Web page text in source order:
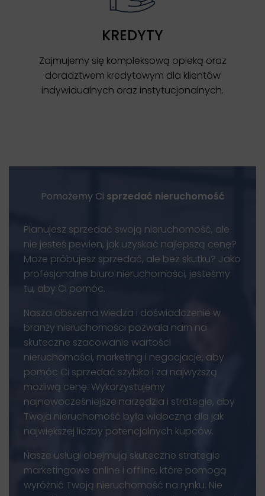
KREDYTY
Zajmujemy się kompleksową opieką oraz
doradztwem kredytowym dla klientów
indywidualnych oraz instytucjonalnych.
Pomożemy Ci sprzedać nieruchomość
Planujesz sprzedać swoją nieruchomość, ale
nie jesteś pewien, jak uzyskać najlepszą cenę?
Może próbujesz sprzedać, ale bez skutku? Jako
profesjonalne biuro nieruchomości, jesteśmy
tu, aby Ci pomóc.
Nasza obszerna wiedza i doświadczenie w
branży nieruchomości pozwala nam na
skuteczne szacowanie wartości
nieruchomości, marketing i negocjacje, aby
pomóc Ci sprzedać szybko i za najwyższą
możliwą cenę. Wykorzystujemy
najnowocześniejsze narzędzia i strategie, aby
Twoja nieruchomość była widoczna dla jak
największej liczby potencjalnych kupców.
Nasze usługi obejmują skuteczne strategie
marketingowe online i offline, które pomogą
wyróżnić Twoją nieruchomość na rynku. Nie